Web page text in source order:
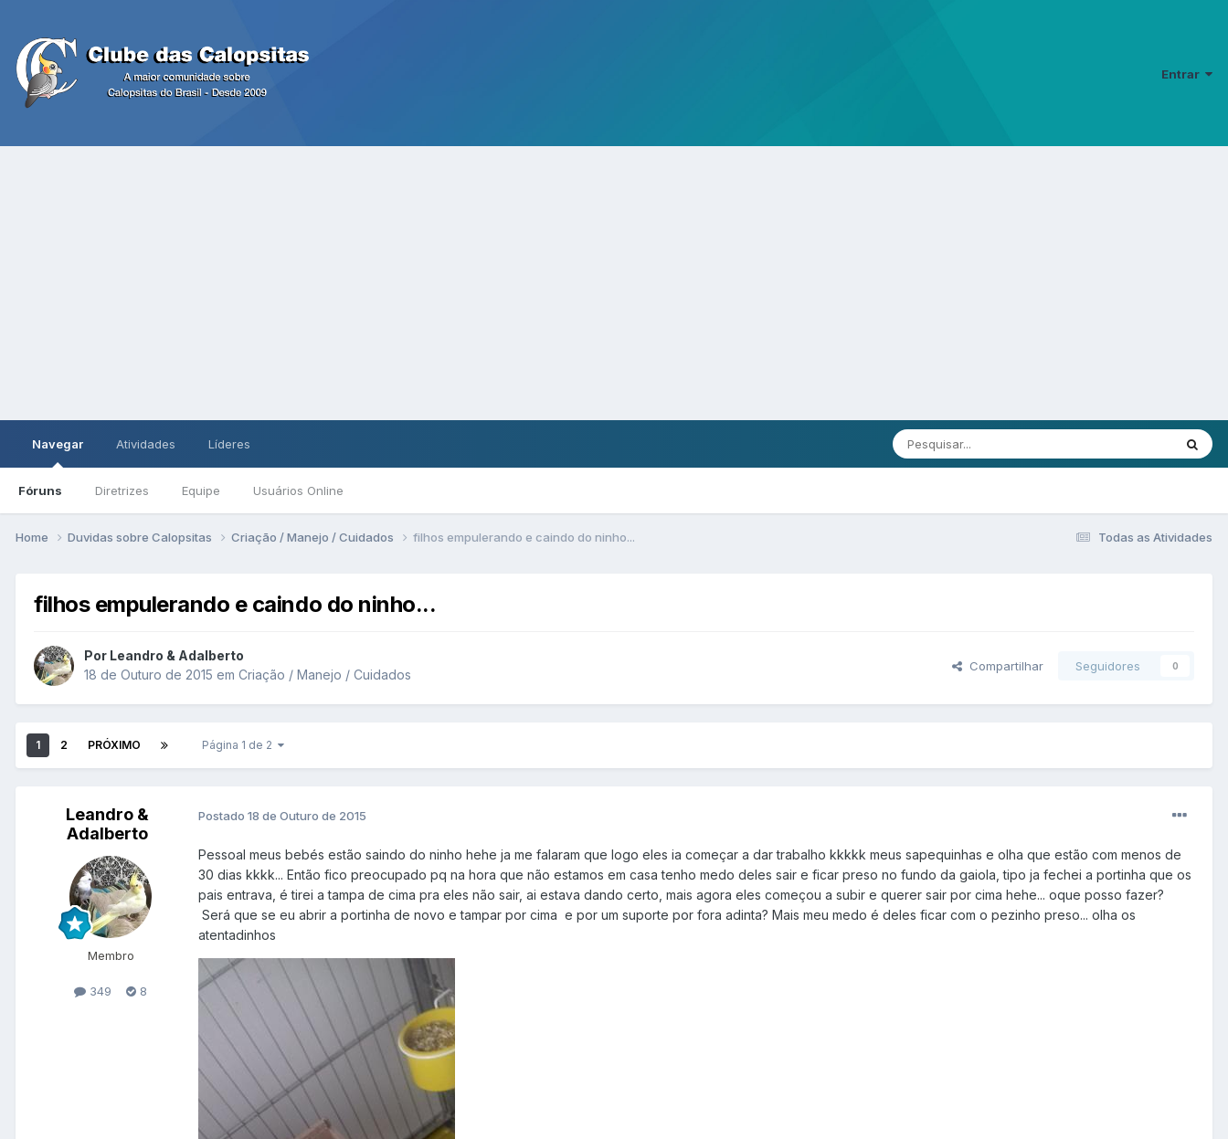
Entrar
Navegar
Fóruns Diretrizes Equipe Usuários Online
Atividades Líderes
Todas as Atividades
Home Duvidas sobre Calopsitas Criação / Manejo / Cuidados filhos empulerando e caindo do ninho...
filhos empulerando e caindo do ninho...
Por Leandro & Adalberto
18 de Outuro de 2015 em Criação / Manejo / Cuidados
Compartilhar Seguidores 0
1 2 PRÓXIMO Página 1 de 2
Leandro &
Adalberto
Membro
349 8
Postado 18 de Outuro de 2015
Pessoal meus bebés estão saindo do ninho hehe ja me falaram que logo eles ia começar a dar trabalho kkkkk meus sapequinhas e olha que estão com menos de
30 dias kkkk... Então fico preocupado pq na hora que não estamos em casa tenho medo deles sair e ficar preso no fundo da gaiola, tipo ja fechei a portinha que os
pais entrava, é tirei a tampa de cima pra eles não sair, ai estava dando certo, mais agora eles começou a subir e querer sair por cima hehe... oque posso fazer?
Será que se eu abrir a portinha de novo e tampar por cima e por um suporte por fora adinta? Mais meu medo é deles ficar com o pezinho preso... olha os
atentadinhos